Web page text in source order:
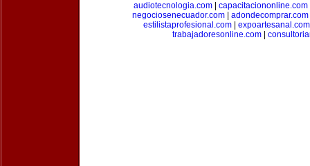
audiotecnologia.com
capacitaciononline.com
negociosenecuador.com| adondecomprar.com
estilistaprofesional.com
expoartesanal.com
trabajadoresonline.com